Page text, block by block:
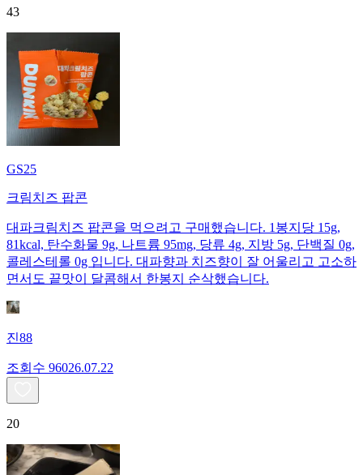
43
GS25
크림치즈 팝콘
대파크림치즈 팝콘을 먹으려고 구매했습니다. 1봉지당 15g,
81kcal, 탄수화물 9g, 나트륨 95mg, 당류 4g, 지방 5g, 단백질 0g,
콜레스테롤 0g 입니다. 대파향과 치즈향이 잘 어울리고 고소하
면서도 끝맛이 달콤해서 한봉지 순삭했습니다.
진88
조회수 96026.07.22
20